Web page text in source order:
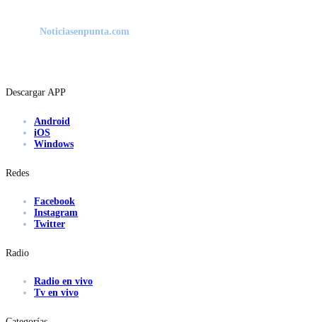
Noticiasenpunta.com
Descargar APP
Android
iOS
Windows
Redes
Facebook
Instagram
Twitter
Radio
Radio en vivo
Tv en vivo